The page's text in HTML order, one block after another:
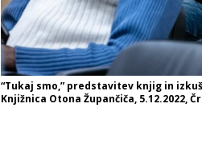
“Tukaj smo,” predstavitev knjig in
Knjižnica Otona Župančiča, 5.12.2022,